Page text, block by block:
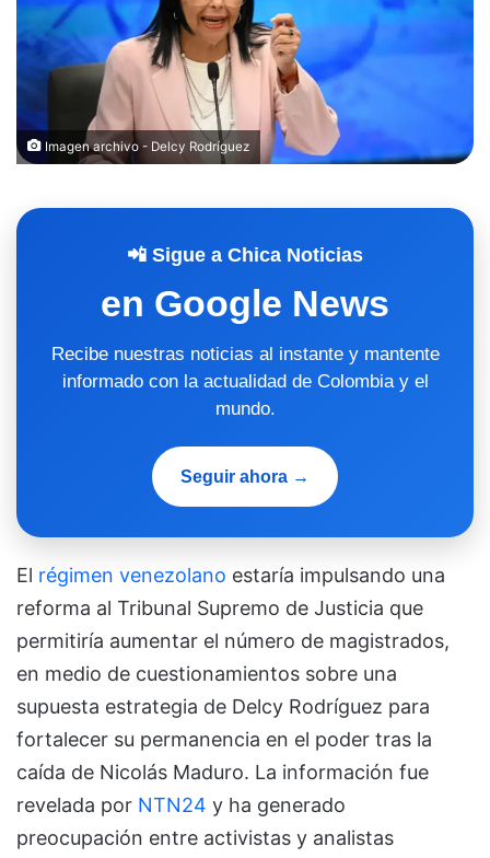
Imagen archivo - Delcy Rodríguez
📲 Sigue a Chica Noticias
en Google News
Recibe nuestras noticias al instante y mantente
informado con la actualidad de Colombia y el
mundo.
Seguir ahora →
El régimen venezolano estaría impulsando una
reforma al Tribunal Supremo de Justicia que
permitiría aumentar el número de magistrados,
en medio de cuestionamientos sobre una
supuesta estrategia de Delcy Rodríguez para
fortalecer su permanencia en el poder tras la
caída de Nicolás Maduro. La información fue
revelada por NTN24 y ha generado
preocupación entre activistas y analistas